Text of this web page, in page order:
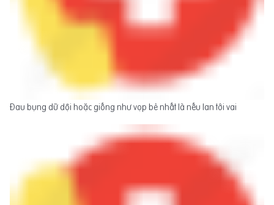
Đau bụng dữ dội hoặc giống như vọp bẻ nhất là nếu lan tới vai